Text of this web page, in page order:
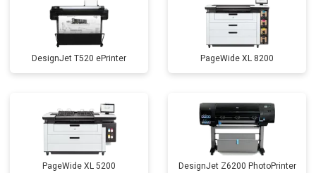
DesignJet T520 ePrinter PageWide XL 8200
PageWide XL 5200 DesignJet Z6200 PhotoPrinter